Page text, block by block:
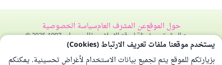
حول الموقععن المشرف العامسياسة الخصوصية
جميع الحقوق محفوظة لموقع الإسلام سؤال وجواب 1997-2025 ©
يستخدم موقعنا ملفات تعريف الارتباط (Cookies)
بزيارتكم للموقع يتم تجميع بيانات الاستخدام لأغراض تحسينية. يمكنكم